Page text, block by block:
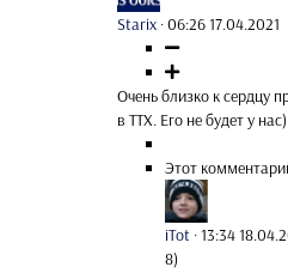
Starix ·06:26 17.04.2021
Очень близко к сердцу
в ТТХ. Его не будет у нас)
Этот
iTot ·13:34
8)